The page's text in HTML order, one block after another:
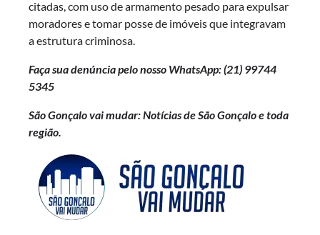
citadas, com uso de armamento pesado para expulsar
moradores e tomar posse de imóveis que integravam
a estrutura criminosa.
Faça sua denúncia pelo nosso WhatsApp: (21) 99744
5345
São Gonçalo vai mudar: Notícias de São Gonçalo e toda
região.